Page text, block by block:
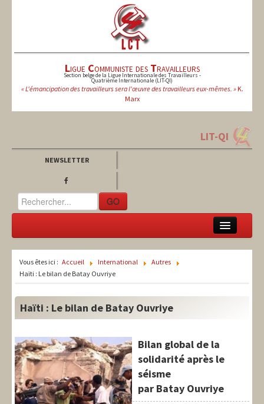
Ligue Communiste des Travailleurs
Section belge de la Ligue Internationale des Travailleurs -
Quatrième Internationale (LIT-QI)
« L'émancipation des travailleurs sera l'œuvre des travailleurs eux-mêmes. »K.
Marx
LIT-QI
NEWSLETTER
GO
Europe
International
Syndical
Vous êtes ici : Accueil International
Autres
Haïti : Le bilan de Batay Ouvriye
Haïti : Le bilan de Batay Ouvriye
Bilan global de la
solidarité après le
séisme
par Batay Ouvriye